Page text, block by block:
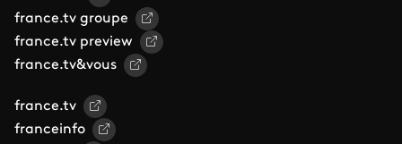
france.tv groupe
france.tv preview
france.tv&vous
france.tv
franceinfo